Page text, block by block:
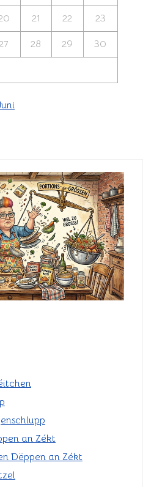
21 22 23
28 29 30
an Zékt
Dëppen an Zékt